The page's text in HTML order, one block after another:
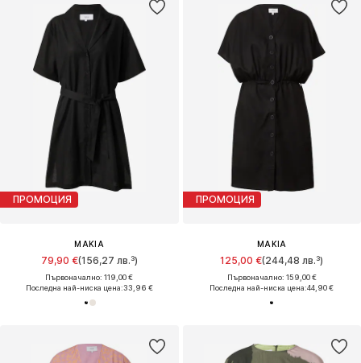
ПРОМОЦИЯ
MAKIA
79,90 €(156,27 лв.³)
Първоначално: 119,00 €
Последна най-ниска цена:33,96 €
ПРОМОЦИЯ
MAKIA
125,00 €(244,48 лв.³)
Първоначално: 159,00 €
Последна най-ниска цена:44,90 €